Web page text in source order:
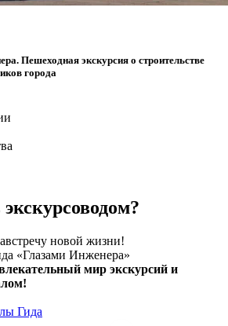
Пешеходная экскурсия о строительстве
города
новой жизни!
«Глазами Инженера»
мир экскурсий и
Гида